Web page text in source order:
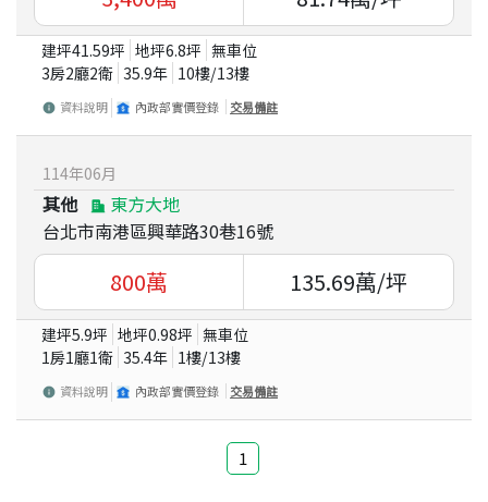
建坪41.59坪 地坪6.8坪 無車位
3房2廳2衛 35.9年 10樓/13樓
資料說明 內政部實價登錄 交易備註
114年06月
其他
東方大地
台北市南港區興華路30巷16號
800萬 135.69萬/坪
建坪5.9坪 地坪0.98坪 無車位
1房1廳1衛 35.4年 1樓/13樓
資料說明 內政部實價登錄 交易備註
1